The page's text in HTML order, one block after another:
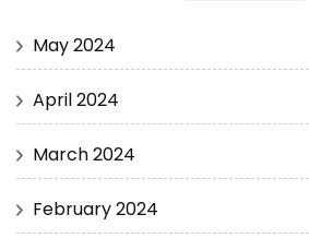
May 2024
April 2024
March 2024
February 2024